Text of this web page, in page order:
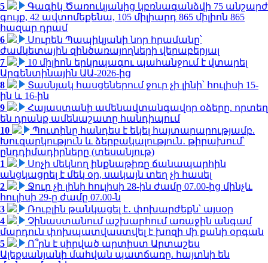
5
Գագիկ Ծառուկյանից կբռնագանձվի 75 անշարժ
գույք, 42 ավտոմեքենա, 105 միլիարդ 865 միլիոն 865
հազար դրամ
6
Սուրեն Պապիկյանի նոր հրամանը՝
ժամկետային զինծառայողների վերաբերյալ
7
10 միլիոն երկրպագու պահանջում է վտարել
Արգենտինային ԱԱ-2026-ից
8
Տասնյակ հասցեներում ջուր չի լինի՝ հուլիսի 15-
ին և 16-ին
9
Հայաստանի ամենավտանգավոր օձերը. որտեղ
են դրանք ամենաշատը հանդիպում
10
Պուտինը հանդես է եկել հայտարարությամբ.
Խուզարկություն և ձերբակալություն․ թիրախում՝
ընդդիմադիրները (տեսանյութ)
1
Սոչի մեկնող ինքնաթիռը ճանապարհին
անցկացրել է մեկ օր, սակայն տեղ չի հասել
2
Ջուր չի լինի հուլիսի 28-ին ժամը 07.00-ից մինչև
հուլիսի 29-ը ժամը 07.00-ն
3
Ռուբլին թանկացել է․ փոխարժեքն՝ այսօր
4
Չինաստանում աշխարհում առաջին անգամ
մարդուն փոխպատվաստվել է խոզի մի քանի օրգան
5
Ո՞րն է սիրված արտիստ Արտաշես
Ալեքսանյանի մահվան պատճառը. հայտնի են